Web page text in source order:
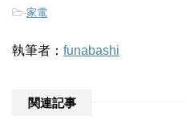
-家電
執筆者： funabashi
関連記事